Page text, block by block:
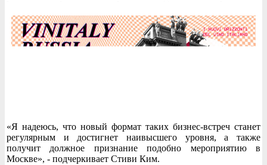
«Я надеюсь, что новый формат таких бизнес-встреч станет
регулярным и достигнет наивысшего уровня, а также
получит должное признание подобно мероприятию в
Москве», - подчеркивает Стиви Ким.